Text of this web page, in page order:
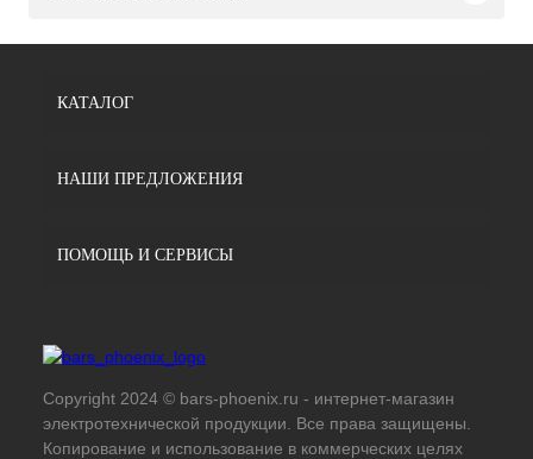
КАТАЛОГ
НАШИ ПРЕДЛОЖЕНИЯ
ПОМОЩЬ И СЕРВИСЫ
Copyright 2024 © bars-phoenix.ru - интернет-магазин
электротехнической продукции. Все права защищены.
Копирование и использование в коммерческих целях